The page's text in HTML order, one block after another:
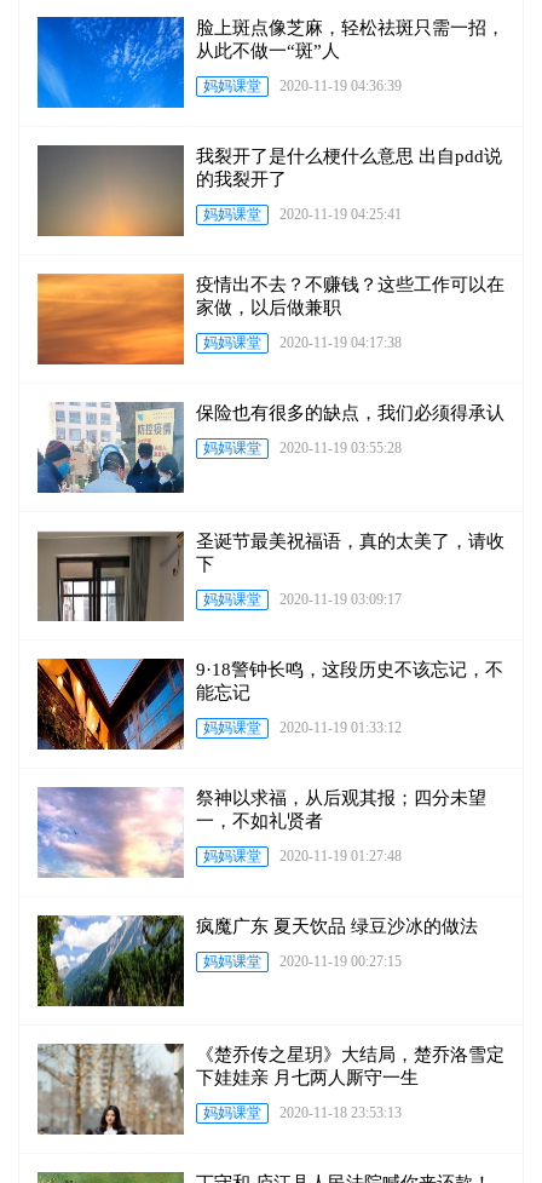
脸上斑点像芝麻，轻松祛斑只需一招，
从此不做一“斑”人
妈妈课堂 2020-11-19 04:36:39
我裂开了是什么梗什么意思 出自pdd说
的我裂开了
妈妈课堂 2020-11-19 04:25:41
疫情出不去？不赚钱？这些工作可以在
家做，以后做兼职
妈妈课堂 2020-11-19 04:17:38
保险也有很多的缺点，我们必须得承认
妈妈课堂 2020-11-19 03:55:28
圣诞节最美祝福语，真的太美了，请收
下
妈妈课堂 2020-11-19 03:09:17
9·18警钟长鸣，这段历史不该忘记，不
能忘记
妈妈课堂 2020-11-19 01:33:12
祭神以求福，从后观其报；四分未望
一，不如礼贤者
妈妈课堂 2020-11-19 01:27:48
疯魔广东 夏天饮品 绿豆沙冰的做法
妈妈课堂 2020-11-19 00:27:15
《楚乔传之星玥》大结局，楚乔洛雪定
下娃娃亲 月七两人厮守一生
妈妈课堂 2020-11-18 23:53:13